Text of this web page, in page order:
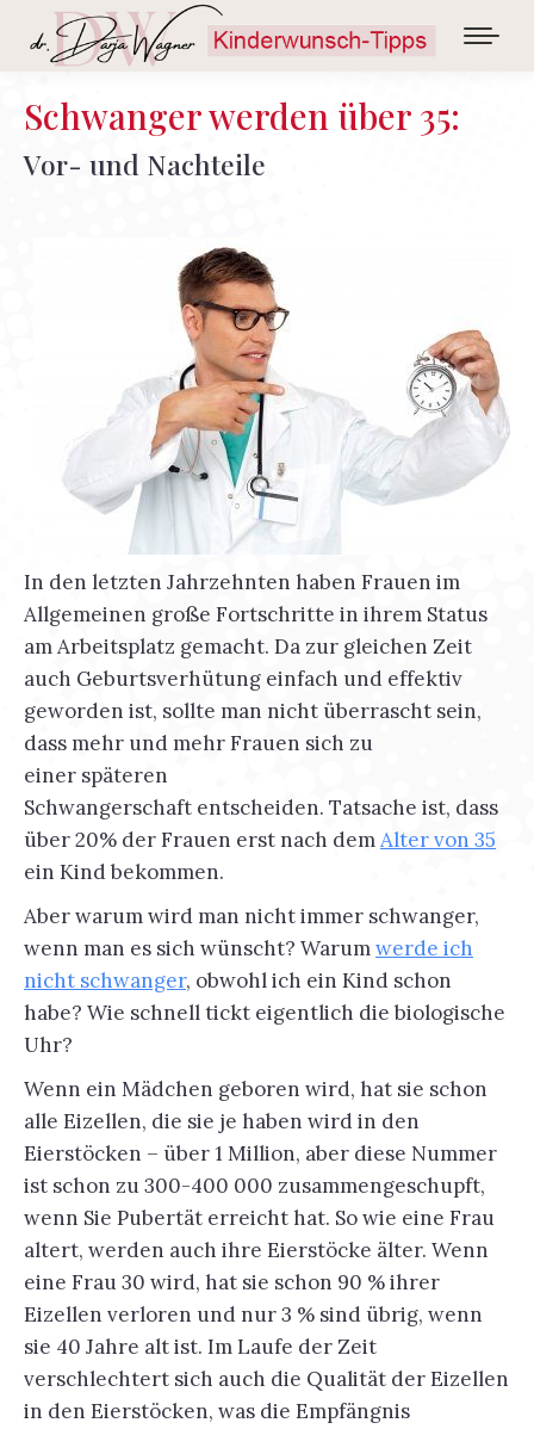
Schwanger werden über 35:
Vor- und Nachteile
In den letzten Jahrzehnten haben Frauen im
Allgemeinen große Fortschritte in ihrem Status
am Arbeitsplatz gemacht. Da zur gleichen Zeit
auch Geburtsverhütung einfach und effektiv
geworden ist, sollte man nicht überrascht sein,
dass mehr und mehr Frauen sich zu
einer späteren
Schwangerschaft entscheiden. Tatsache ist, dass
über 20% der Frauen erst nach demAlter von 35
ein Kind bekommen.
Aber warum wird man nicht immer schwanger,
wenn man es sich wünscht? Warumwerde ich
nicht schwanger, obwohl ich ein Kind schon
habe? Wie schnell tickt eigentlich die biologische
Uhr?
Wenn ein Mädchen geboren wird, hat sie schon
alle Eizellen, die sie je haben wird in den
Eierstöcken – über 1 Million, aber diese Nummer
ist schon zu 300-400 000 zusammengeschupft,
wenn Sie Pubertät erreicht hat. So wie eine Frau
altert, werden auch ihre Eierstöcke älter. Wenn
eine Frau 30 wird, hat sie schon 90 % ihrer
Eizellen verloren und nur 3 % sind übrig, wenn
sie 40 Jahre alt ist. Im Laufe der Zeit
verschlechtert sich auch die Qualität der Eizellen
in den Eierstöcken, was die Empfängnis